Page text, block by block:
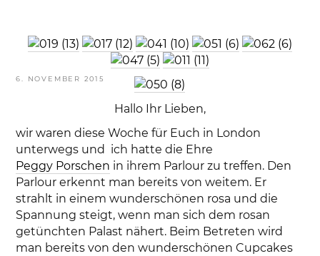
VERÖFFENTLICHT
6. NOVEMBER 2015
Hallo Ihr Lieben,
wir waren diese Woche für Euch in London
unterwegs und ich hatte die Ehre
Peggy Porschen in ihrem Parlour zu treffen. Den
Parlour erkennt man bereits von weitem. Er
strahlt in einem wunderschönen rosa und die
Spannung steigt, wenn man sich dem rosan
getünchten Palast nähert. Beim Betreten wird
man bereits von den wunderschönen Cupcakes